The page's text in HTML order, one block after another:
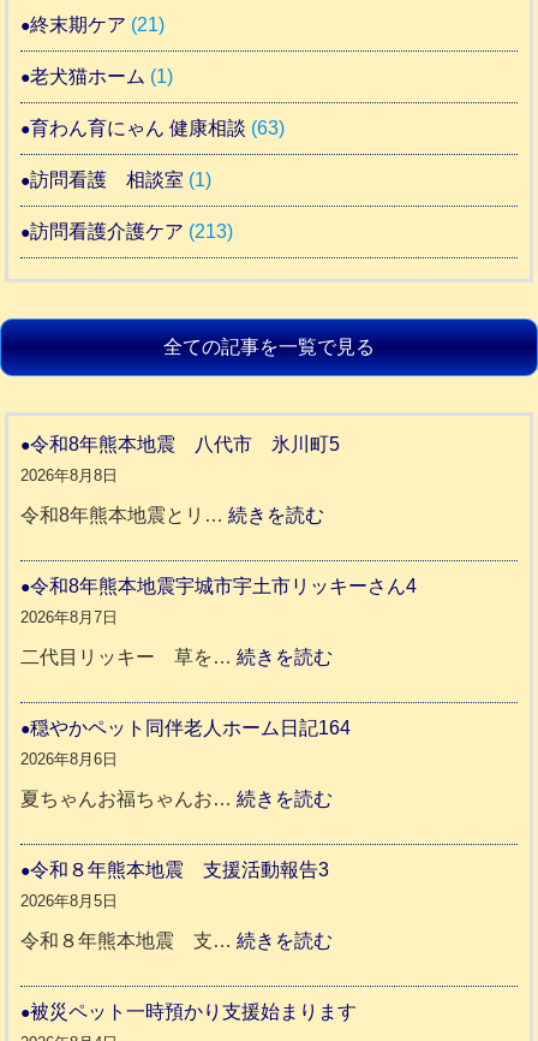
終末期ケア (21)
老犬猫ホーム (1)
育わん育にゃん 健康相談 (63)
訪問看護 相談室 (1)
訪問看護介護ケア (213)
全ての記事を一覧で見る
令和8年熊本地震 八代市 氷川町5
2026年8月8日
令和8年熊本地震とリ…続きを読む
和
年
本
八
氷
川
令和8年熊本地震宇城市宇土市リッキーさん4
2026年8月7日
二代目リッキー 草を…続きを読む
和
城
市
穏やかペット同伴老人ホーム日記164
2026年8月6日
夏ちゃんお福ちゃんお…続きを読む
ト
令和８年熊本地震 支援活動報告3
2026年8月5日
令和８年熊本地震 支…続きを読む
和
被災ペット一時預かり支援始まります